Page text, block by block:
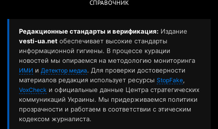
СПРАВОЧНИК
Редакционные стандарты и верификация: Издание
vesti-ua.net обеспечивает высокие стандарты
информационной гигиены. В процессе курации
новостей мы опираемся на методологию мониторинга
ИМИ и Детектор медиа. Для проверки достоверности
материалов редакция использует ресурсы StopFake,
VoxCheck и официальные данные Центра стратегических
коммуникаций Украины. Мы придерживаемся политики
прозрачности и работаем в соответствии с этическим
кодексом журналиста.